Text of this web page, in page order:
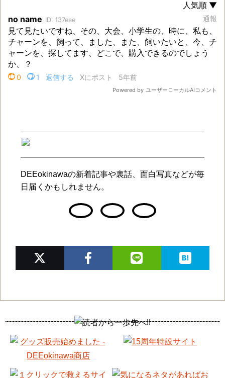
DEEokinawaの新着記事や裏話、面白写真などが毎
日届くかもしれません。